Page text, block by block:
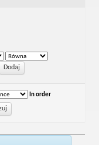
In order